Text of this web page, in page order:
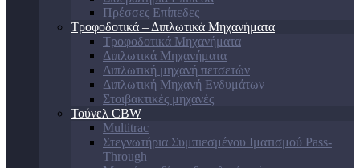
Πρέσσες Επίπεδες
Τροφοδοτικά – Διπλωτικά Μηχανήματα
Τροφοδοτικά Μηχανήματα
Διπλωτικά Μηχανήματα
Διπλωτική μηχανή πετσετών
Διπλωτική Μηχανή Ενδυμάτων
Στοιβακτικές μηχανές
Τούνελ CBW
Multitrac
Στεγνωτήρια Συμπιεσμένου Ιματισμού Pass-
Through